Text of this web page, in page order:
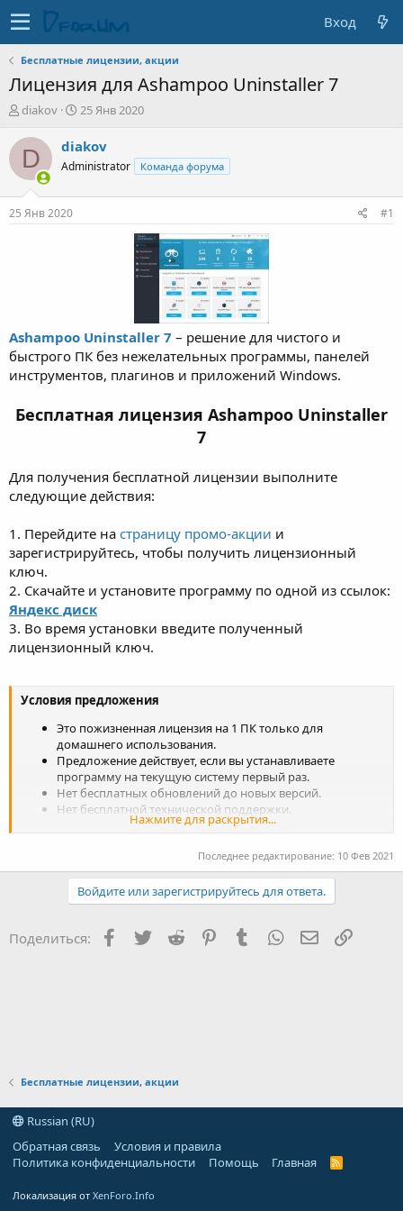
Вход
Бесплатные лицензии, акции
Лицензия для Ashampoo Uninstaller 7
А
т
е
м
diakov
Д
т
н
25 Янв 2020
D diakov
Administrator Команда форума
25 Янв 2020 #1
Ashampoo Uninstaller 7 – решение для чистого и
быстрого ПК без нежелательных программы, панелей
инструментов, плагинов и приложений Windows.
Бесплатная лицензия Ashampoo Uninstaller
7
Для получения бесплатной лицензии выполните
следующие действия:
1. Перейдите на страницу промо-акции и
зарегистрируйтесь, чтобы получить лицензионный
ключ.
2. Скачайте и установите программу по одной из ссылок:
Яндекс диск
3. Во время установки введите полученный
лицензионный ключ.
Условия предложения
Это пожизненная лицензия на 1 ПК только для
домашнего использования.
Предложение действует, если вы устанавливаете
программу на текущую систему первый раз.
Нет бесплатных обновлений до новых версий.
Нет бесплатной технической поддержки.
После получения лицензии вы можете
Для этого сохраните лицензионные данные и
дистрибутив.
Нажмите для раскрытия...
Последнее редактирование: 10 Фев 2021
Войдите или зарегистрируйтесь для ответа.
Поделиться: Facebook
TwitterReddit PinterestTumblr WhatsApp Ссылка
Бесплатные лицензии, акции
Russian (RU)
Обратная связь
Условия и правила
Политика конфиденциальности
Помощь Главная
R
Локализация от XenForo.Info